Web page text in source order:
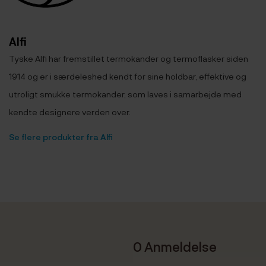
Alfi
Tyske Alfi har fremstillet termokander og termoflasker siden
1914 og er i særdeleshed kendt for sine holdbar, effektive og
utroligt smukke termokander, som laves i samarbejde med
kendte designere verden over.
Se flere produkter fra Alfi
0 Anmeldelse